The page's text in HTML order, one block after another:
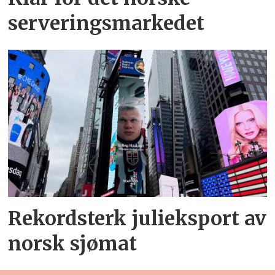
serveringsmarkedet
Rekordsterk julieksport av
norsk sjømat